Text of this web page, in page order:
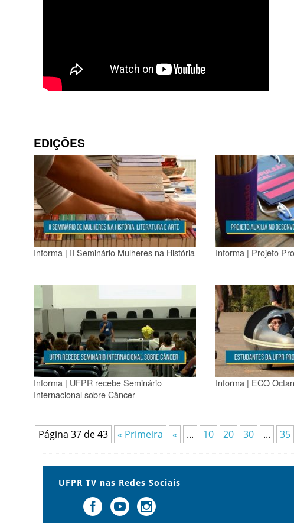
EDIÇÕES
Informa | II Seminário Mulheres na História Informa | Projeto
Informa | UFPR recebe Seminário
Internacional sobre Câncer
Informa | ECO
Página 37 de 43 « Primeira « ... 10 20 30 ... 35
UFPR TV nas Redes Sociais